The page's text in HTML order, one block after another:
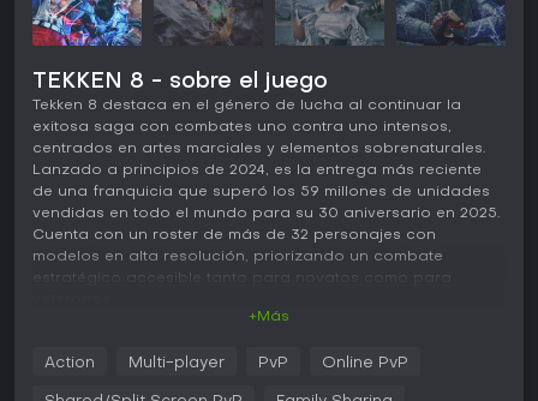
TEKKEN 8 - sobre el juego
Tekken 8 destaca en el género de lucha al continuar la
exitosa saga con combates uno contra uno intensos,
centrados en artes marciales y elementos sobrenaturales.
Lanzado a principios de 2024, es la entrega más reciente
de una franquicia que superó los 59 millones de unidades
vendidas en todo el mundo para su 30 aniversario en 2025.
Cuenta con un roster de más de 32 personajes con
modelos en alta resolución, priorizando un combate
estratégico accesible tanto para novatos como para
El núcleo de Tekken 8 son sus mecánicas de lucha en 3D,
donde controlas personajes en combates por arenas,
+Más
Action Multi-player PvP Online PvP